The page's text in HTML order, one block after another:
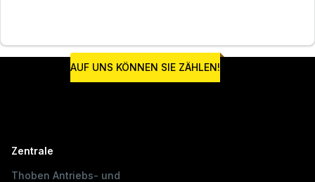
AUF UNS KÖNNEN SIE ZÄHLEN!
Zentrale
Thoben Antriebs- und